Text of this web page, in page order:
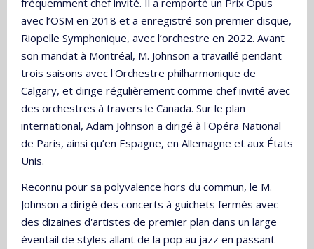
avec l’OSM en 2018 et a enregistré son premier disque,
Riopelle Symphonique, avec l’orchestre en 2022. Avant
son mandat à Montréal, M. Johnson a travaillé pendant
trois saisons avec l'Orchestre philharmonique de
Calgary, et dirige régulièrement comme chef invité avec
des orchestres à travers le Canada. Sur le plan
international, Adam Johnson a dirigé à l'Opéra National
de Paris, ainsi qu’en Espagne, en Allemagne et aux États
Unis.
Reconnu pour sa polyvalence hors du commun, le M.
Johnson a dirigé des concerts à guichets fermés avec
des dizaines d'artistes de premier plan dans un large
éventail de styles allant de la pop au jazz en passant